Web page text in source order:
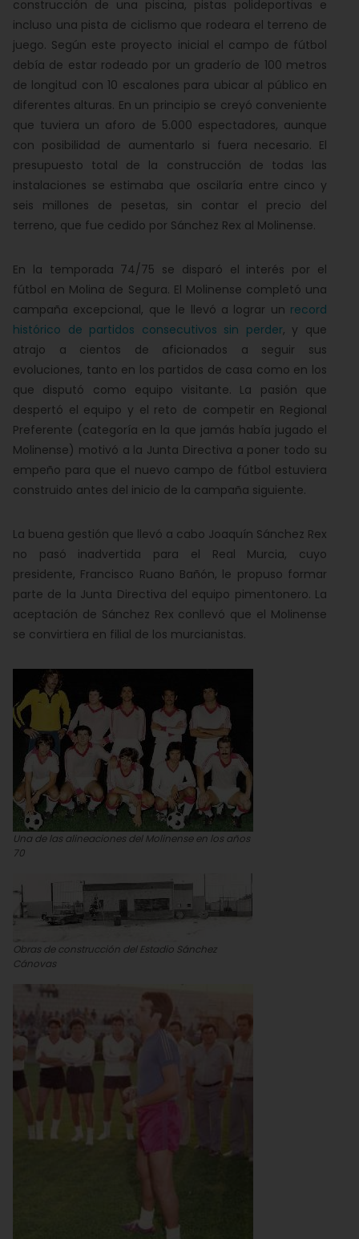
construcción de una piscina, pistas polideportivas e
incluso una pista de ciclismo que rodeara el terreno de
juego. Según este proyecto inicial el campo de fútbol
debía de estar rodeado por un graderío de 100 metros
de longitud con 10 escalones para ubicar al público en
diferentes alturas. En un principio se creyó conveniente
que tuviera un aforo de 5.000 espectadores, aunque
con posibilidad de aumentarlo si fuera necesario. El
presupuesto total de la construcción de todas las
instalaciones se estimaba que oscilaría entre cinco y
seis millones de pesetas, sin contar el precio del
terreno, que fue cedido por Sánchez Rex al Molinense.
En la temporada 74/75 se disparó el interés por el
fútbol en Molina de Segura. El Molinense completó una
campaña excepcional, que le llevó a lograr un record
histórico de partidos consecutivos sin perder, y que
atrajo a cientos de aficionados a seguir sus
evoluciones, tanto en los partidos de casa como en los
que disputó como equipo visitante. La pasión que
despertó el equipo y el reto de competir en Regional
Preferente (categoría en la que jamás había jugado el
Molinense) motivó a la Junta Directiva a poner todo su
empeño para que el nuevo campo de fútbol estuviera
construido antes del inicio de la campaña siguiente.
La buena gestión que llevó a cabo Joaquín Sánchez Rex
no pasó inadvertida para el Real Murcia, cuyo
presidente, Francisco Ruano Bañón, le propuso formar
parte de la Junta Directiva del equipo pimentonero. La
aceptación de Sánchez Rex conllevó que el Molinense
se convirtiera en filial de los murcianistas.
Una de las alineaciones del Molinense en los años
70
Obras de construcción del Estadio Sánchez
Cánovas